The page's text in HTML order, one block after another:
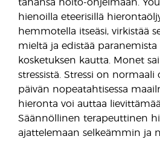
tahansa hoito-ohjelmaan.
hienoilla eteerisillä
hemmotella itseäsi, virkistää
mieltä ja edistää
kosketuksen kautta. Monet
stressistä. Stressi on normaali
päivän nopeatahtisessa
hieronta voi auttaa
Säännöllinen terapeuttinen
ajattelemaan selkeämmin ja